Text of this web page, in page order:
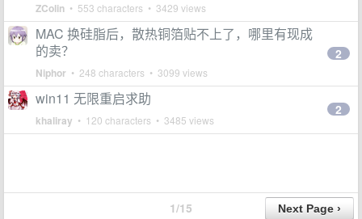
ZColin • 553 characters • 3429 views
MAC 换硅脂后，散热铜箔贴不上了，哪里有现成
的卖？
Niphor • 248 characters • 3099 views
2
win11 无限重启求助
khaliray • 120 characters • 3485 views
2
1/15